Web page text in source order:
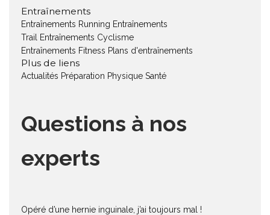
Entraînements
Entraînements Running Entraînements
Trail
Entraînements Cyclisme
Entraînements Fitness Plans d'entraînements
Plus de liens
Actualités Préparation Physique Santé
Questions à nos
experts
Opéré d’une hernie inguinale, j’ai toujours mal !